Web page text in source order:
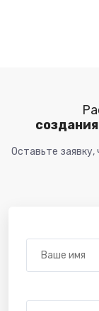
Оставьте заявку,